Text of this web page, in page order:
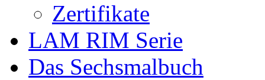
Zertifikate
LAM RIM Serie
Das Sechsmalbuch